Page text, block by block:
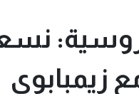
زيمبابوي